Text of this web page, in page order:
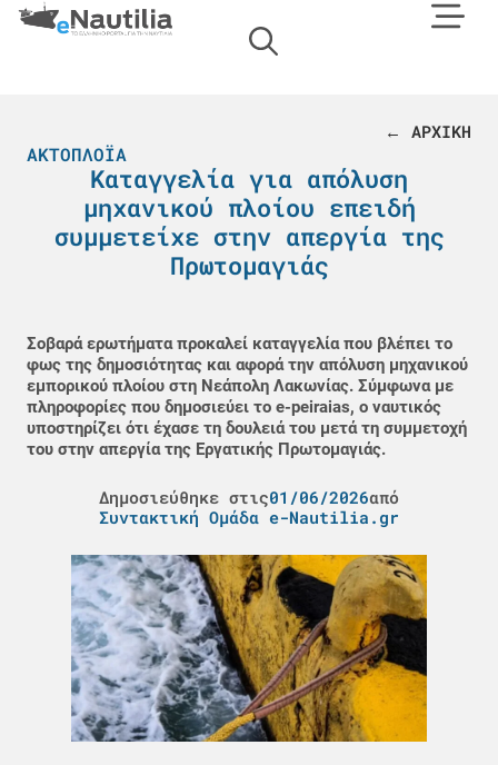
← ΑΡΧΙΚΗ
ΑΚΤΟΠΛΟΪΑ
Καταγγελία για απόλυση
μηχανικού πλοίου επειδή
συμμετείχε στην απεργία της
Πρωτομαγιάς
Σοβαρά ερωτήματα προκαλεί καταγγελία που βλέπει το
φως της δημοσιότητας και αφορά την απόλυση μηχανικού
εμπορικού πλοίου στη Νεάπολη Λακωνίας. Σύμφωνα με
πληροφορίες που δημοσιεύει το e-peiraias, ο ναυτικός
υποστηρίζει ότι έχασε τη δουλειά του μετά τη συμμετοχή
του στην απεργία της Εργατικής Πρωτομαγιάς.
Δημοσιεύθηκε στις01/06/2026από
Συντακτική Ομάδα e-Nautilia.gr